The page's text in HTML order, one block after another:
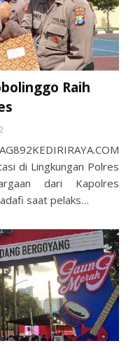
Raih
di Lingkungan Polres
dari Kapolres
saat pelaks…